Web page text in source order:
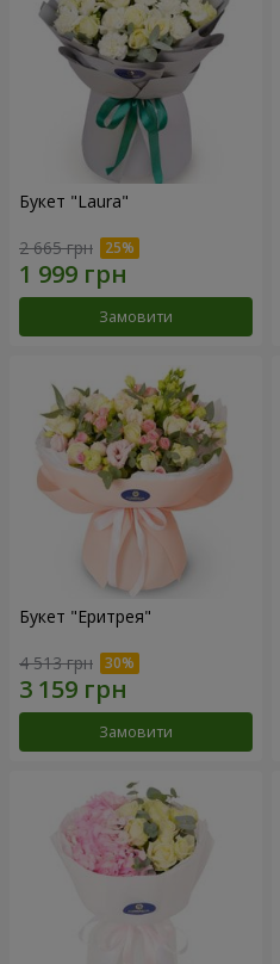
Букет "Laura"
2 665 грн
Замовити
Букет "Еритрея"
4 513 грн
Замовити